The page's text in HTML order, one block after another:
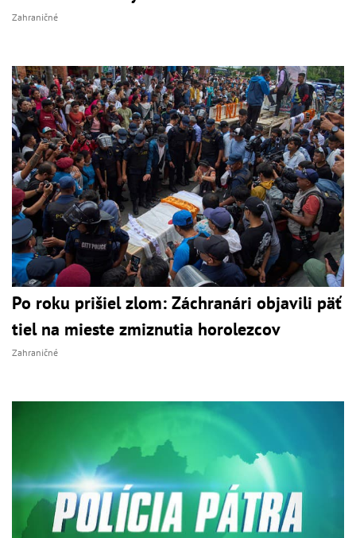
Zahraničné
Po roku prišiel zlom: Záchranári objavili päť
tiel na mieste zmiznutia horolezcov
Zahraničné